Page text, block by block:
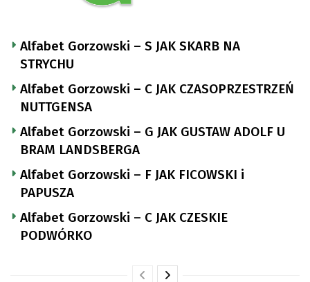
Alfabet Gorzowski – S JAK SKARB NA
STRYCHU
Alfabet Gorzowski – C JAK CZASOPRZESTRZEŃ
NUTTGENSA
Alfabet Gorzowski – G JAK GUSTAW ADOLF U
BRAM LANDSBERGA
Alfabet Gorzowski – F JAK FICOWSKI i
PAPUSZA
Alfabet Gorzowski – C JAK CZESKIE
PODWÓRKO